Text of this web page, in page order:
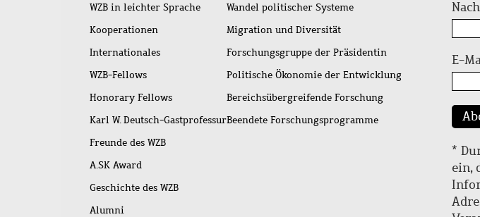
WZB in leichter Sprache
Kooperationen
Internationales
WZB-Fellows
Honorary Fellows
Karl W. Deutsch-Gastprofessur
Freunde des WZB
A.SK Award
Geschichte des WZB
Alumni
Wandel politischer Systeme
Migration und Diversität
Forschungsgruppe der Präsidentin
Politische Ökonomie der Entwicklung
Bereichsübergreifende Forschung
Beendete Forschungsprogramme
E-
*
ein,